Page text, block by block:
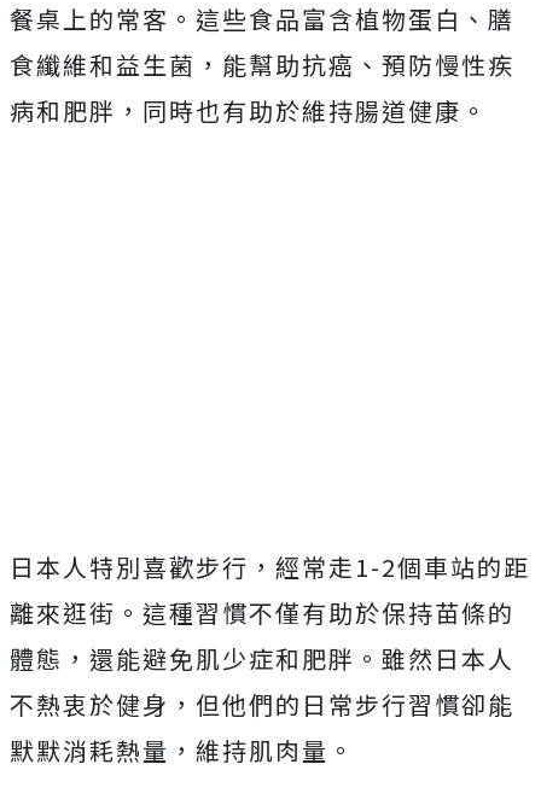
餐桌上的常客。這些食品富含植物蛋白、膳
食纖維和益生菌，能幫助抗癌、預防慢性疾
病和肥胖，同時也有助於維持腸道健康。
日本人特別喜歡步行，經常走1-2個車站的距
離來逛街。這種習慣不僅有助於保持苗條的
體態，還能避免肌少症和肥胖。雖然日本人
不熱衷於健身，但他們的日常步行習慣卻能
默默消耗熱量，維持肌肉量。